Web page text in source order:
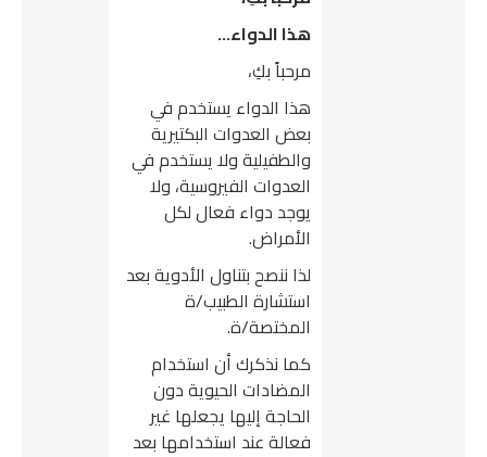
هذا الدواء…
مرحباً بكِ،
هذا الدواء يستخدم في
بعض العدوات البكتيرية
والطفيلية ولا يستخدم في
العدوات الفيروسية، ولا
يوجد دواء فعال لكل
الأمراض.
لذا ننصح بتناول الأدوية بعد
استشارة الطبيب/ة
المختصة/ة.
كما نذكرك أن استخدام
المضادات الحيوية دون
الحاجة إليها يجعلها غير
فعالة عند استخدامها بعد